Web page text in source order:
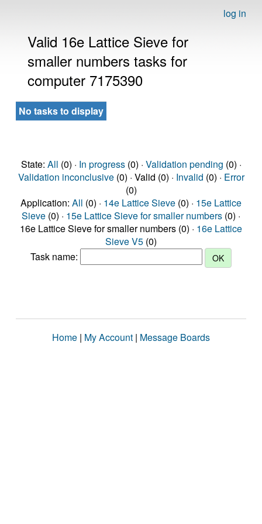
log in
Valid 16e Lattice Sieve for
smaller numbers tasks for
computer 7175390
No tasks to display
State: All (0) · In progress(0) · Validation pending (0) ·
Validation inconclusive(0) · Valid (0) · Invalid (0) · Error
(0)
Application: All (0) · 14e Lattice Sieve (0) · 15e Lattice
Sieve (0) · 15e Lattice Sieve for smaller numbers (0) ·
16e Lattice Sieve for smaller numbers (0) · 16e Lattice
Sieve V5 (0)
Task name:
Home | My Account | Message Boards